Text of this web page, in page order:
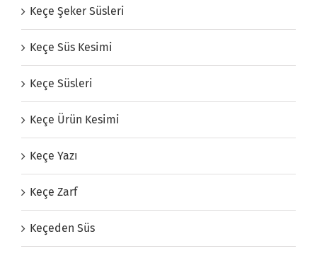
Keçe Şeker Süsleri
Keçe Süs Kesimi
Keçe Süsleri
Keçe Ürün Kesimi
Keçe Yazı
Keçe Zarf
Keçeden Süs